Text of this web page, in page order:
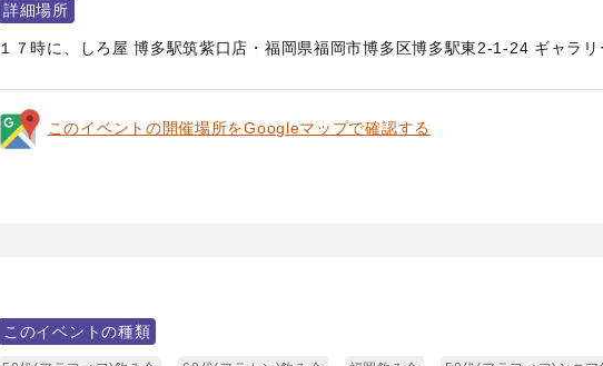
詳細場所
１７時に、しろ屋 博多駅筑紫口店・福岡県福岡市博多区博多駅東2-1-24 ギャラ
このイベントの開催場所をGoogleマップで確認する
このイベントの種類